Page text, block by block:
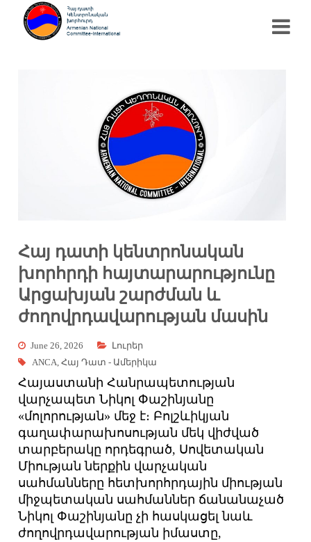
Հայ դատի կենտրոնական
խորհրդի հայտարարությունը
Արցախյան շարժման և
ժողովրդավարության մասին
June 26, 2026
Լուրեր
ANCA,Հայ Դատ - Ամերիկա
Հայաստանի Հանրապետության
վարչապետ Նիկոլ Փաշինյանը
«մոլորության» մեջ է։ Բոլշևիկյան
գաղափարախոսության մեկ վիժված
տարբերակը որդեգրած, Սովետական
Միության ներքին վարչական
սահմանները հետխորհրդային միության
միջպետական սահմաններ ճանանաչած
Նիկոլ Փաշինյանը չի հասկացել նաև
ժողովրդավարության իմաստը,